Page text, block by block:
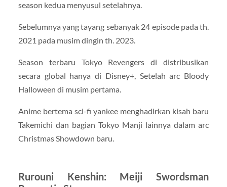
season kedua menyusul setelahnya.
Sebelumnya yang tayang sebanyak 24 episode pada th.
2021 pada musim dingin th. 2023.
Season terbaru Tokyo Revengers di distribusikan
secara global hanya di Disney+, Setelah arc Bloody
Halloween di musim pertama.
Anime bertema sci-fi yankee menghadirkan kisah baru
Takemichi dan bagian Tokyo Manji lainnya dalam arc
Christmas Showdown baru.
Rurouni Kenshin: Meiji Swordsman